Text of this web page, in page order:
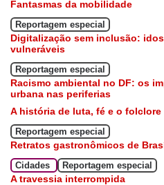
Fantasmas da mobilidade
Reportagem especial
Digitalização sem inclusão:
vulneráveis
Reportagem especial
Racismo ambiental no DF: os
urbana nas periferias
A história de luta, fé e o folclore
Reportagem especial
Retratos gastronômicos de
Cidades Reportagem especial
A travessia interrompida